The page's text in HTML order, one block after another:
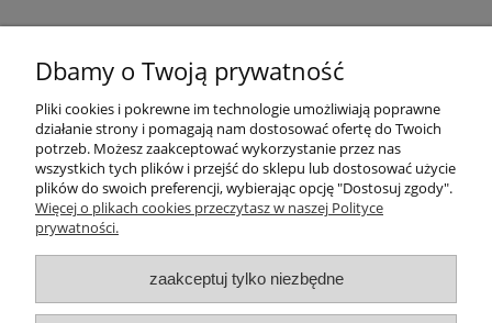
Płatności i dostawa
Informacje
O nas
Dbamy o Twoją prywatność
Pliki cookies i pokrewne im technologie umożliwiają poprawne
działanie strony i pomagają nam dostosować ofertę do Twoich
potrzeb. Możesz zaakceptować wykorzystanie przez nas
wszystkich tych plików i przejść do sklepu lub dostosować użycie
plików do swoich preferencji, wybierając opcję "Dostosuj zgody".
Więcej o plikach cookies przeczytasz w naszej Polityce
prywatności.
zaakceptuj tylko niezbędne